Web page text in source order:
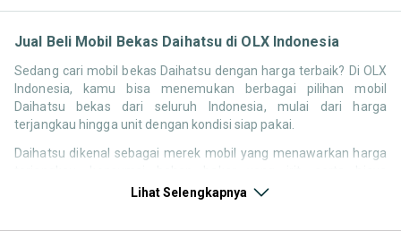
Jual Beli Mobil Bekas Daihatsu di OLX Indonesia
Sedang cari mobil bekas Daihatsu dengan harga terbaik? Di OLX
Indonesia, kamu bisa menemukan berbagai pilihan mobil
Daihatsu bekas dari seluruh Indonesia, mulai dari harga
terjangkau hingga unit dengan kondisi siap pakai.
Daihatsu dikenal sebagai merek mobil yang menawarkan harga
perawatan yang relatif rendah. Hal ini membuat pencarian
Lihat Selengkapnya